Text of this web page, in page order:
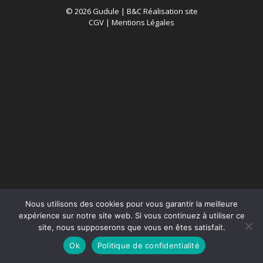
© 2026 Gudule | B&C Réalisation site
CGV | Mentions Légales
Nous utilisons des cookies pour vous garantir la meilleure
expérience sur notre site web. Si vous continuez à utiliser ce
site, nous supposerons que vous en êtes satisfait.
Ok
Politique de confidentialité